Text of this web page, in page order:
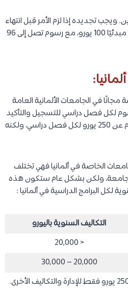
تجديده إذا لزم الأمر قبل انتهاء
صلاحيته. تكلف تصاريح الإقامة مبدئيًا 100 يورو، مع رسوم تصل إلى 96
في الجامعات الألمانية العامة
لكل فصل دراسي للتسجيل والتأكيد
والإدارة، عادة لا تزيد هذة الرسوم عن 250 يورو لكل فصل دراسي، ولكنه
الخاصة في ألمانيا فهي تختلف
الجامعة، ولكن بشكل عام ستكون هذه
لكل البرامج الدراسية في ألمانيا :
التكاليف السنوية باليورو
< 20,000
20,000 – 30,000
للإدارة والتكاليف الأخرى.